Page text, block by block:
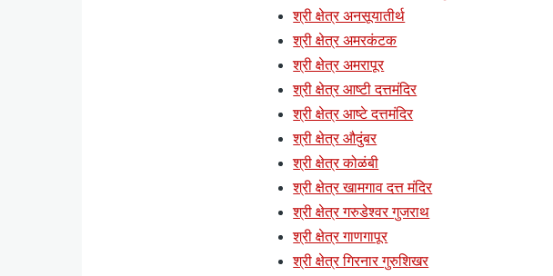
श्री क्षेत्र अनसूयातीर्थ
श्री क्षेत्र अमरकंटक
श्री क्षेत्र अमरापूर
श्री क्षेत्र आष्टी दत्तमंदिर
श्री क्षेत्र आष्टे दत्तमंदिर
श्री क्षेत्र औदुंबर
श्री क्षेत्र कोळंबी
श्री क्षेत्र खामगाव दत्त मंदिर
श्री क्षेत्र गरुडेश्वर गुजराथ
श्री क्षेत्र गाणगापूर
श्री क्षेत्र गिरनार गुरुशिखर